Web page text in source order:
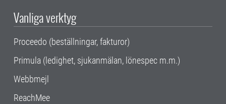
Vanliga verktyg
Proceedo (beställningar, fakturor)
Primula (ledighet, sjukanmälan, lönespec m.m.)
Webbmejl
ReachMee